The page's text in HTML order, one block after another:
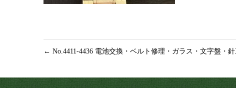
← No.4411-4436 電池交換・ベルト修理・ガラス・文字盤・針